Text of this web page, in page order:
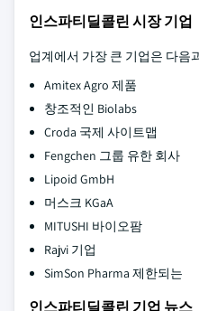
인스파티딜콜린 시장 기업
업계에서 가장 큰 기업은 다음
Amitex Agro 제품
창조적인 Biolabs
Croda 국제 사이트맵
Fengchen 그룹 유한 회사
Lipoid GmbH
머스크 KGaA
MITUSHI 바이오팜
Rajvi 기업
SimSon Pharma 제한되는
인스파티딜콜린 기업 뉴스